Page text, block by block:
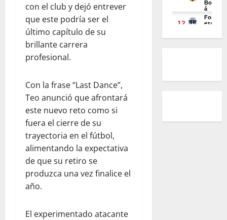
con el club y dejó entrever
que este podría ser el
último capítulo de su
brillante carrera
profesional.
Con la frase “Last Dance”,
Teo anunció que afrontará
este nuevo reto como si
fuera el cierre de su
trayectoria en el fútbol,
alimentando la expectativa
de que su retiro se
produzca una vez finalice el
año.
El experimentado atacante